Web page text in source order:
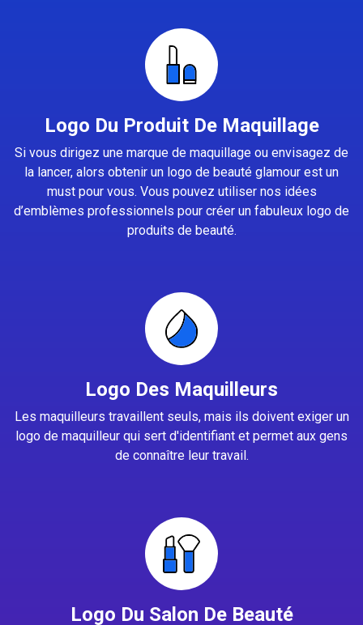
Logo Du Produit De Maquillage
Si vous dirigez une marque de maquillage ou envisagez de
la lancer, alors obtenir un logo de beauté glamour est un
must pour vous. Vous pouvez utiliser nos idées
d’emblèmes professionnels pour créer un fabuleux logo de
produits de beauté.
Logo Des Maquilleurs
Les maquilleurs travaillent seuls, mais ils doivent exiger un
logo de maquilleur qui sert d'identifiant et permet aux gens
de connaître leur travail.
Logo Du Salon De Beauté